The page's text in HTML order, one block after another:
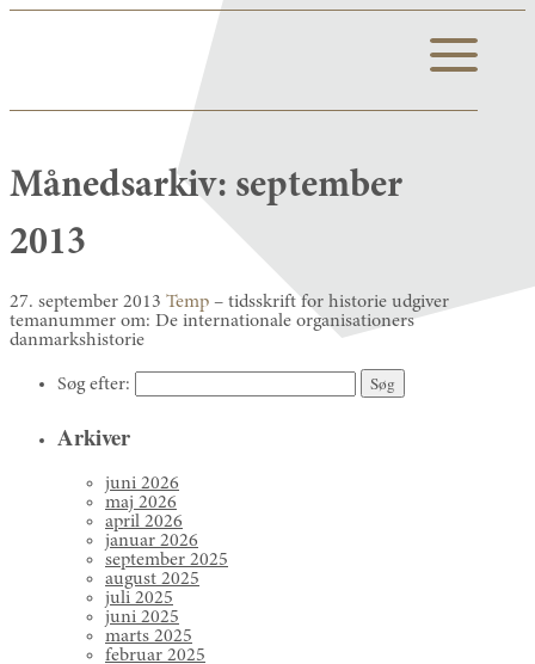
Månedsarkiv: september
2013
27. september 2013 Temp – tidsskrift for historie udgiver
temanummer om: De internationale organisationers
danmarkshistorie
Søg efter:
Arkiver
juni 2026
maj 2026
april 2026
januar 2026
september 2025
august 2025
juli 2025
juni 2025
marts 2025
februar 2025